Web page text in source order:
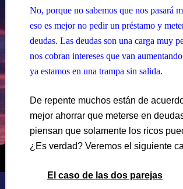
No, porque no sabemos que nos pasará
eso es mejor no pedir un préstamo y
deudas. Las deudas son una carga muy
nos cobran intereses que van
ya estamos en una trampa sin salida.
De repente muchos están de
mejor ahorrar que meterse en
piensan que solamente los ricos
¿Es verdad? Veremos el siguiente
El caso de las dos parejas